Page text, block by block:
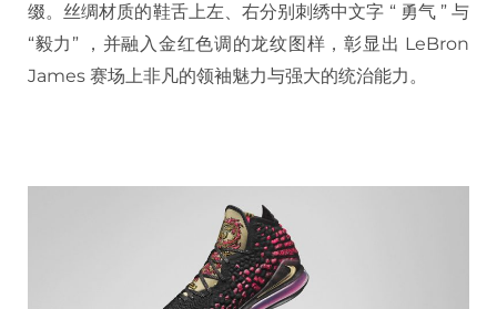
缀。丝绸材质的鞋舌上左、右分别刺绣中文字 “ 勇气 ” 与
“毅力” ，并融入金红色调的龙纹图样，彰显出 LeBron
James 赛场上非凡的领袖魅力与强大的统治能力。